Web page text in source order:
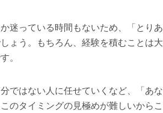
迷っている時間もないため、「とり
ょう。もちろん、経験を積むことは大
。
ではない人に任せていくなど、「あ
のタイミングの見極めが難しいから